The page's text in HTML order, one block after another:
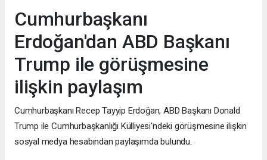
Cumhurbaşkanı
Erdoğan'dan ABD Başkanı
Trump ile görüşmesine
ilişkin paylaşım
Cumhurbaşkanı Recep Tayyip Erdoğan, ABD Başkanı Donald
Trump ile Cumhurbaşkanlığı Külliyesi'ndeki görüşmesine ilişkin
sosyal medya hesabından paylaşımda bulundu.